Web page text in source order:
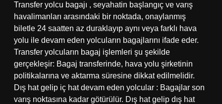
Transfer yolcu bagajı , seyahatin başlangıç ve varış
havalimanları arasındaki bir noktada, onaylanmış
biletle 24 saatten az duraklayıp aynı veya farklı hava
yolu ile devam eden yolcuların bagajlarını ifade eder.
Transfer yolcuların bagaj işlemleri şu şekilde
gerçekleşir: Bagaj transferinde, hava yolu şirketinin
politikalarına ve aktarma süresine dikkat edilmelidir.
Dış hat gelip iç hat devam eden yolcular : Bagajlar son
varış noktasına kadar götürülür. Dış hat gelip dış hat